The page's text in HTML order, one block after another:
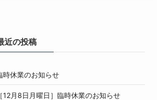
近の投稿
時休業のお知らせ
［12月8日月曜日］臨時休業のお知らせ